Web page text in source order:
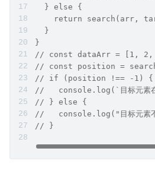
  } else {
return search(arr,
  }
}
// const dataArr = [1,
// const position =
// if (position !== -1) {
//   console.log(`目标元素
// } else {
//   console.log("目标元素
// }